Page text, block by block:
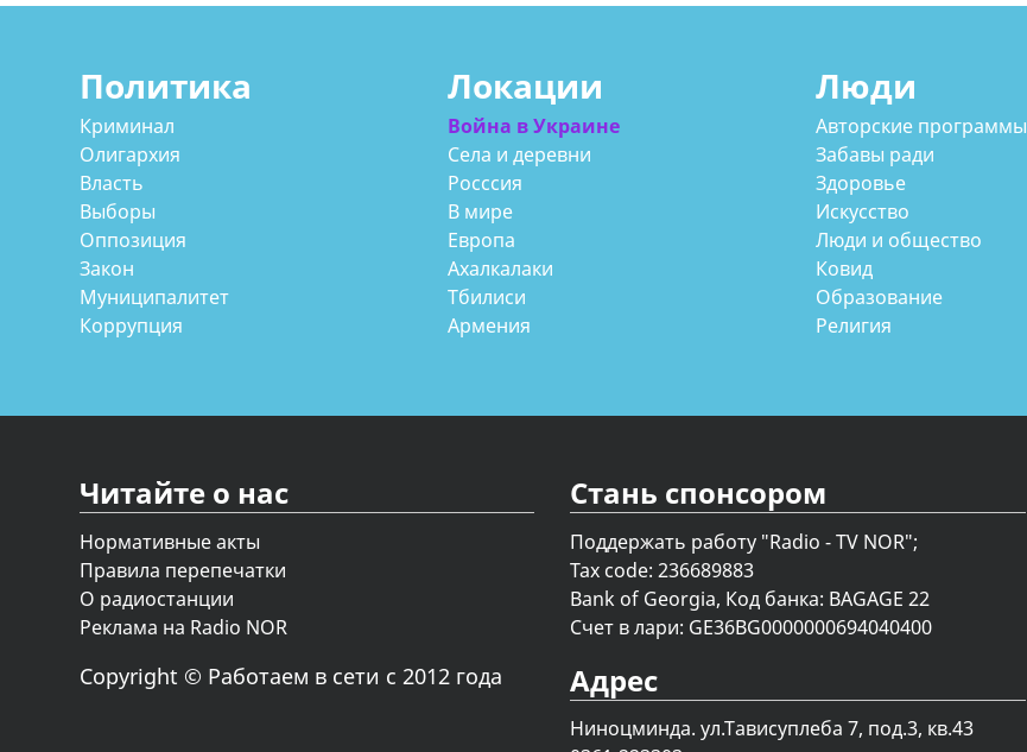
Политика
Криминал
Олигархия
Власть
Выборы
Оппозиция
Закон
Муниципалитет
Коррупция
Локации
Война в Украине
Села и деревни
Росссия
В мире
Европа
Ахалкалаки
Тбилиси
Армения
Люди
Авторские программы
Забавы ради
Здоровье
Искусство
Люди и общество
Ковид
Образование
Религия
Читайте о нас
Нормативные акты
Правила перепечатки
О радиостанции
Реклама на Radio NOR
Copyright © Работаем в сети с 2012 года
Стань спонсором
Поддержать работу "Radio - TV NOR";
Tax code: 236689883
Bank of Georgia, Код банка: BAGAGE 22
Счет в лари: GE36BG0000000694040400
Адрес
Ниноцминда. ул.Тависуплеба 7, под.3, кв.43